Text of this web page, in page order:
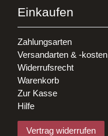
Einkaufen
Zahlungsarten
Versandarten & -kosten
Widerrufsrecht
Warenkorb
Zur Kasse
Hilfe
Vertrag widerrufen